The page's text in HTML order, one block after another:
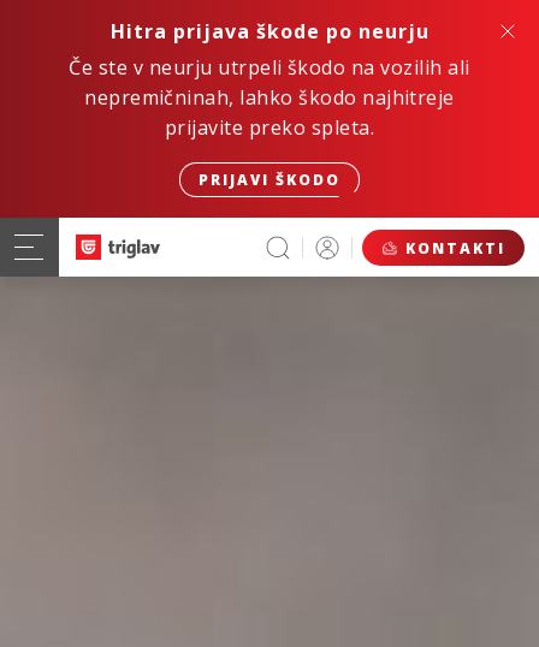
Hitra prijava škode po neurju
Če ste v neurju utrpeli škodo na vozilih ali
nepremičninah, lahko škodo najhitreje
prijavite preko spleta.
PRIJAVI ŠKODO
KONTAKTI